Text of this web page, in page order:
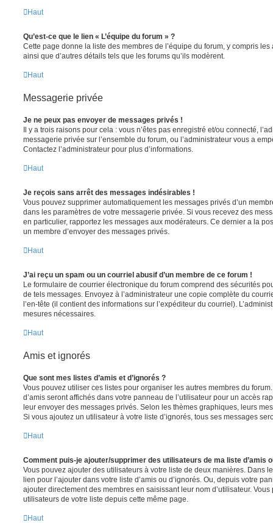
Haut
Qu’est-ce que le lien « L’équipe du forum » ?
Cette page donne la liste des membres de l’équipe du forum, y compris
ainsi que d’autres détails tels que les forums qu’ils modèrent.
Haut
Messagerie privée
Je ne peux pas envoyer de messages privés !
Il y a trois raisons pour cela : vous n’êtes pas enregistré et/ou connecté,
messagerie privée sur l’ensemble du forum, ou l’administrateur vous a
Contactez l’administrateur pour plus d’informations.
Haut
Je reçois sans arrêt des messages indésirables !
Vous pouvez supprimer automatiquement les messages privés d’un
dans les paramètres de votre messagerie privée. Si vous recevez des
en particulier, rapportez les messages aux modérateurs. Ce dernier a la
un membre d’envoyer des messages privés.
Haut
J’ai reçu un spam ou un courriel abusif d’un membre de ce forum !
Le formulaire de courrier électronique du forum comprend des sécurités
de tels messages. Envoyez à l’administrateur une copie complète du
l’en-tête (il contient des informations sur l’expéditeur du courriel).
mesures nécessaires.
Haut
Amis et ignorés
Que sont mes listes d’amis et d’ignorés ?
Vous pouvez utiliser ces listes pour organiser les autres membres du
d’amis seront affichés dans votre panneau de l’utilisateur pour un accès
leur envoyer des messages privés. Selon les thèmes graphiques, leurs
Si vous ajoutez un utilisateur à votre liste d’ignorés, tous ses messages
Haut
Comment puis-je ajouter/supprimer des utilisateurs de ma liste d’amis
Vous pouvez ajouter des utilisateurs à votre liste de deux manières. Dans
lien pour l’ajouter dans votre liste d’amis ou d’ignorés. Ou, depuis votre
ajouter directement des membres en saisissant leur nom d’utilisateur.
utilisateurs de votre liste depuis cette même page.
Haut